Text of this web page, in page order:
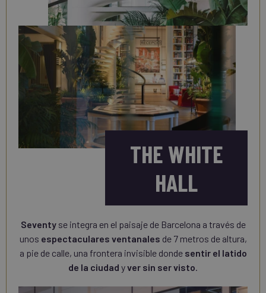
THE WHITE
HALL
Seventyse integra en el paisaje de Barcelona a través de
unos espectaculares ventanales de 7 metros de altura,
a pie de calle, una frontera invisible donde sentir el latido
de la ciudad yver sin ser visto.